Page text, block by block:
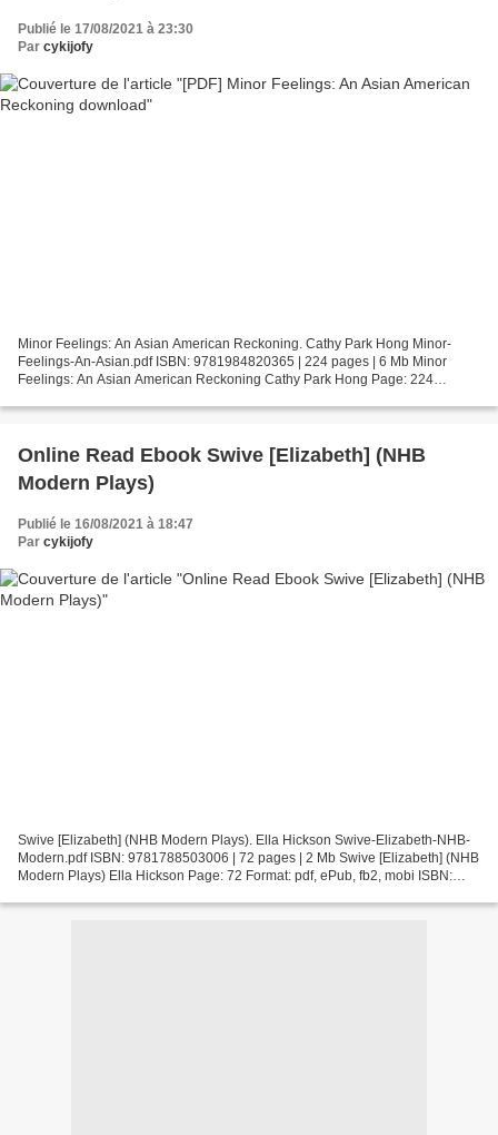
Publié le 17/08/2021 à 23:30
Par cykijofy
Minor Feelings: An Asian American Reckoning. Cathy Park Hong Minor-
Feelings-An-Asian.pdf ISBN: 9781984820365 | 224 pages | 6 Mb Minor
Feelings: An Asian American Reckoning Cathy Park Hong Page: 224
Online Read Ebook Swive [Elizabeth] (NHB
Modern Plays)
Publié le 16/08/2021 à 18:47
Par cykijofy
Swive [Elizabeth] (NHB Modern Plays). Ella Hickson Swive-Elizabeth-NHB-
Modern.pdf ISBN: 9781788503006 | 72 pages | 2 Mb Swive [Elizabeth] (NHB
Modern Plays) Ella Hickson Page: 72 Format: pdf, ePub, fb2, mobi ISBN: